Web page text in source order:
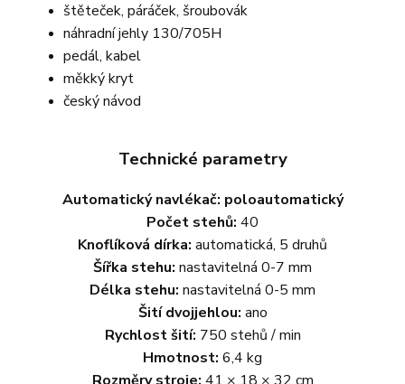
štěteček, páráček, šroubovák
náhradní jehly 130/705H
pedál, kabel
měkký kryt
český návod
Technické parametry
Automatický navlékač: poloautomatický
Počet stehů: 40
Knoflíková dírka: automatická, 5 druhů
Šířka stehu: nastavitelná 0-7 mm
Délka stehu: nastavitelná 0-5 mm
Šití dvojjehlou: ano
Rychlost šití: 750 stehů / min
Hmotnost: 6,4 kg